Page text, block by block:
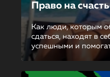
Право на
Как люди, которым
сдаться, находят в
успешными и